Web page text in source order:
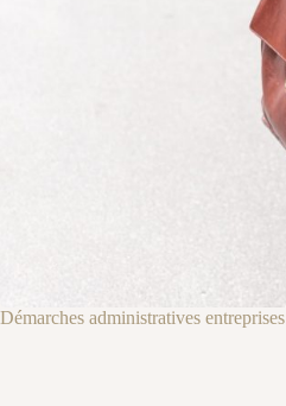
Démarches administratives entreprises